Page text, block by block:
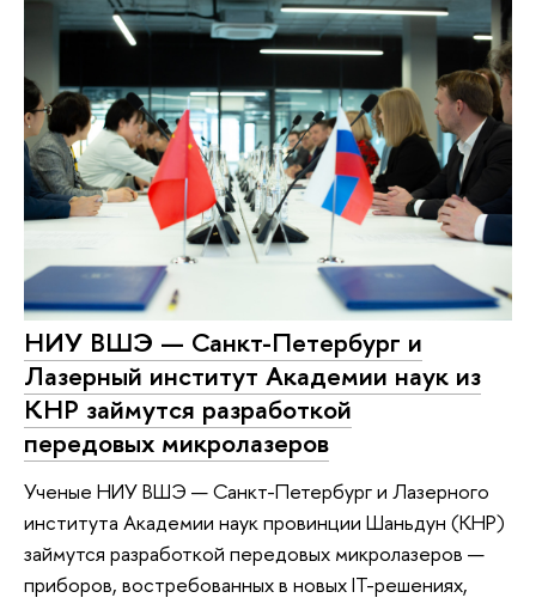
НИУ ВШЭ — Санкт-Петербург и
Лазерный институт Академии наук из
КНР займутся разработкой
передовых микролазеров
Ученые НИУ ВШЭ — Санкт-Петербург и Лазерного
института Академии наук провинции Шаньдун (КНР)
займутся разработкой передовых микролазеров —
приборов, востребованных в новых IT-решениях,